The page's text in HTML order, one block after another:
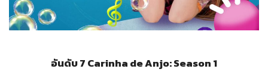
อันดับ 7 Carinha de Anjo: Season 1